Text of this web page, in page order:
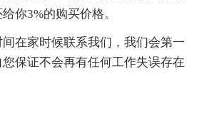
你3%的购买价格。
在家时候联系我们，我们会第一
保证不会再有任何工作失误存在